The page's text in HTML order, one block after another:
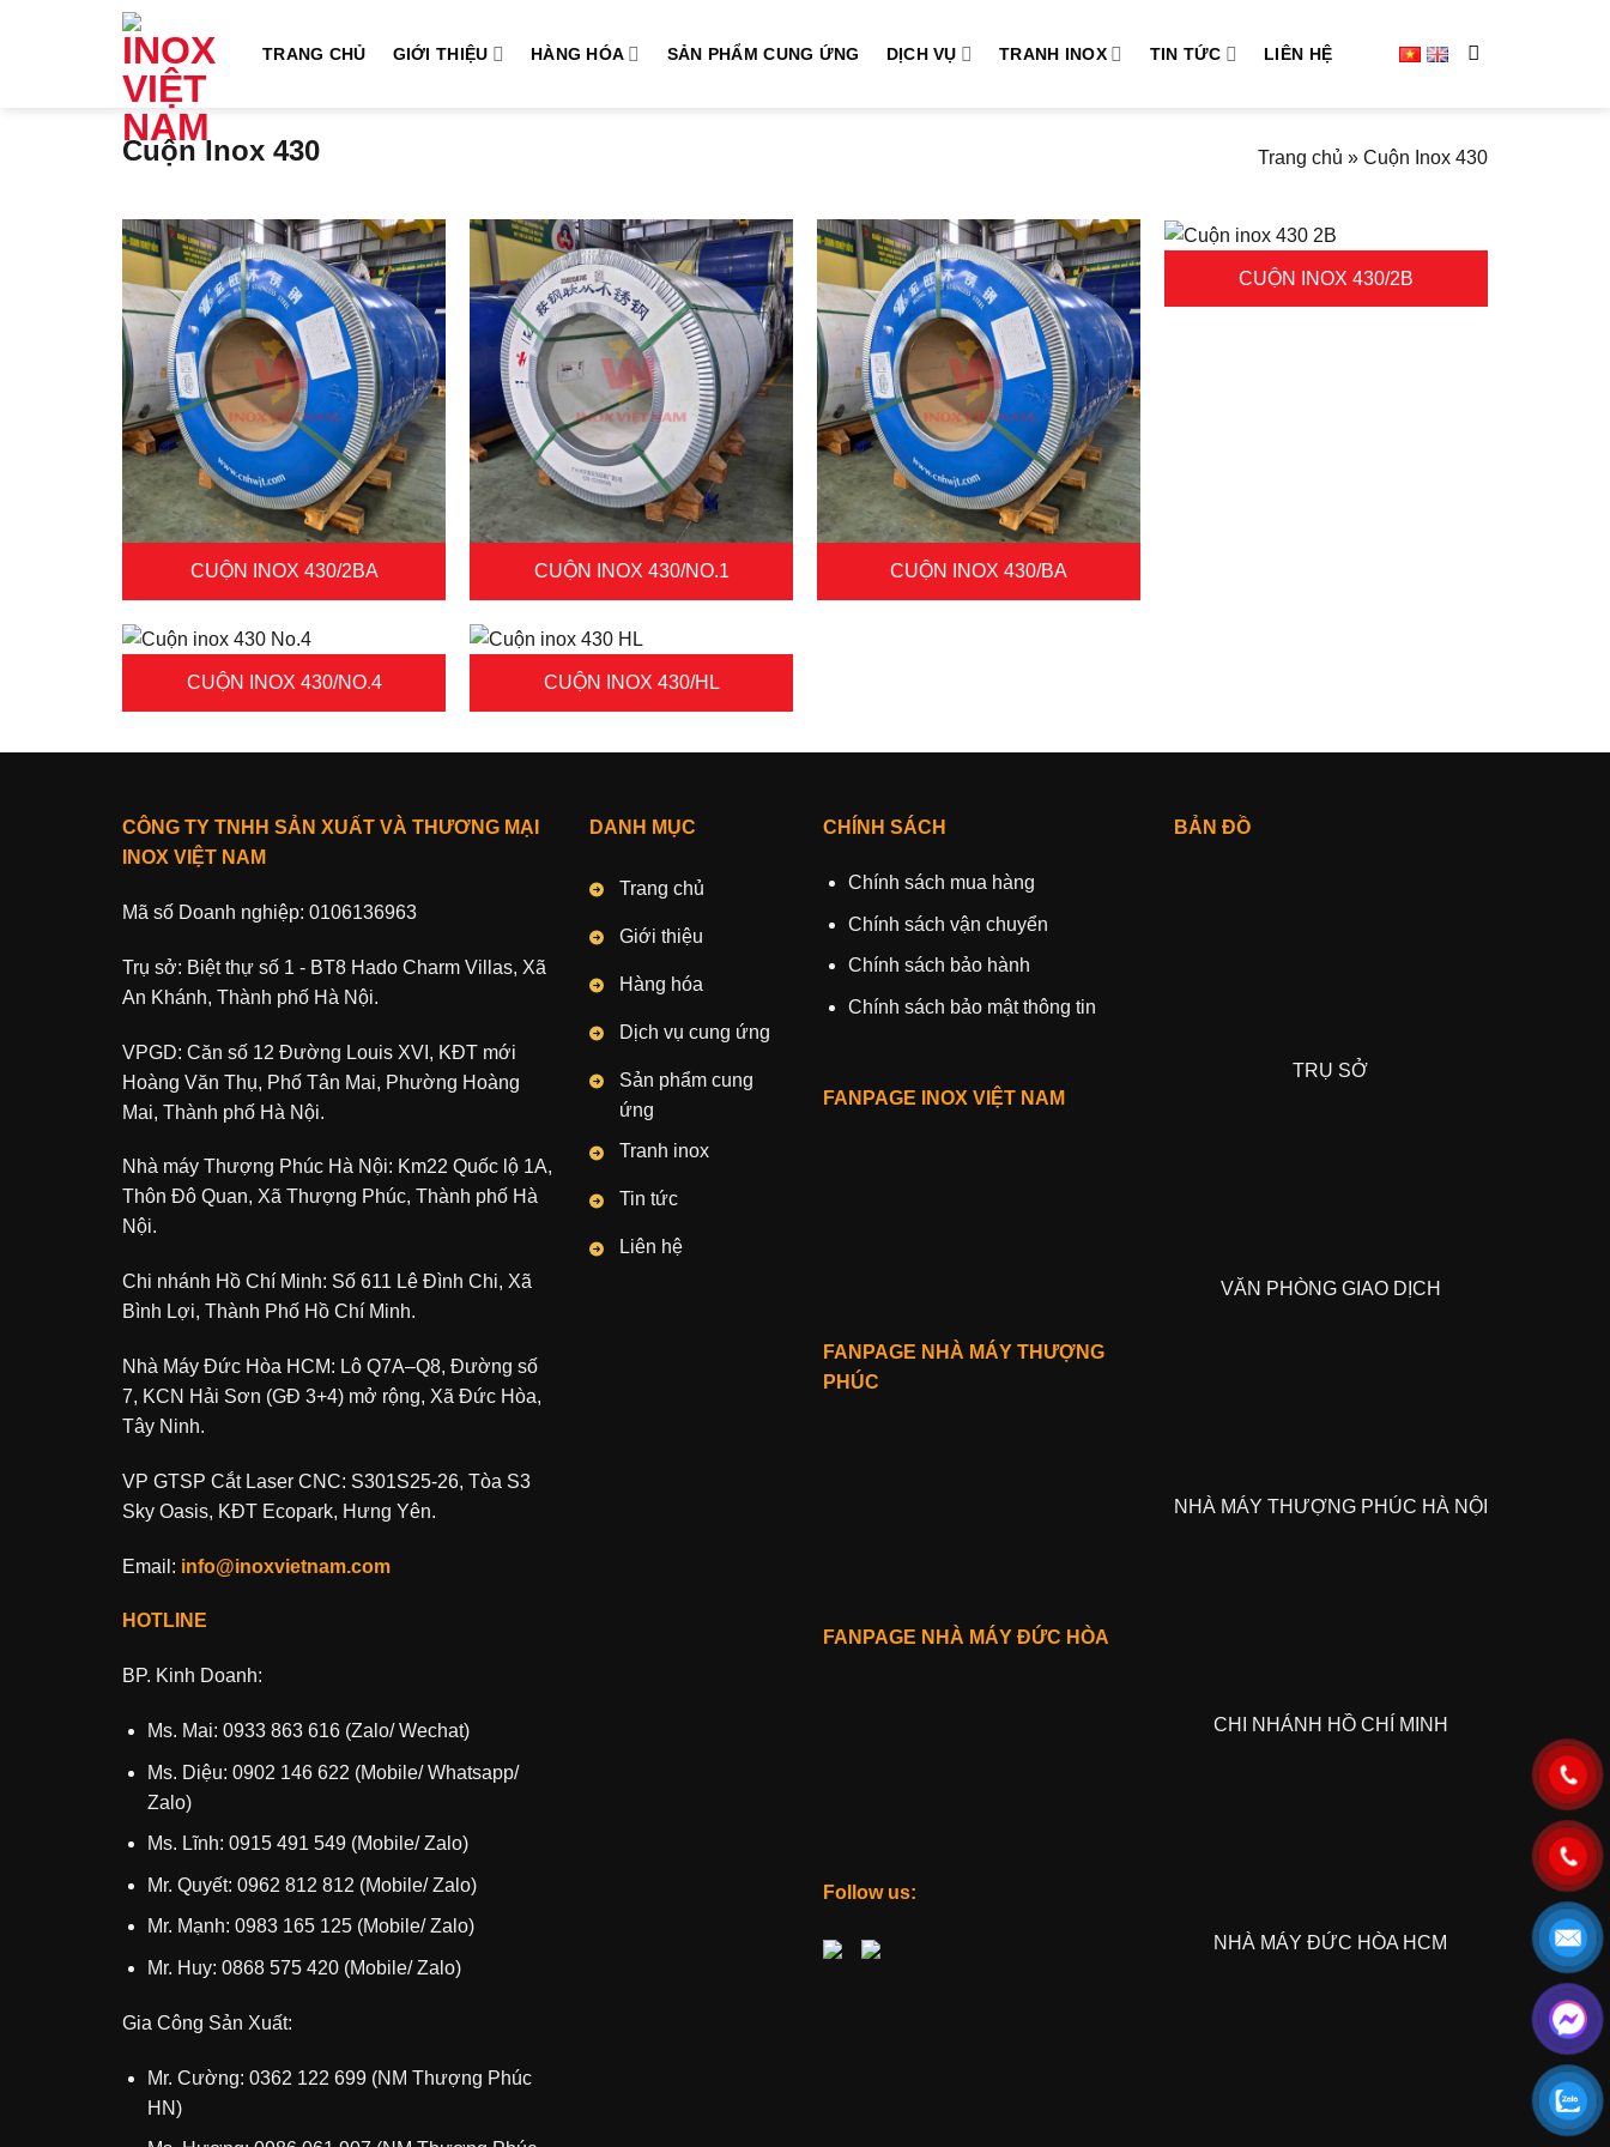
TRANG CHỦ GIỚI THIỆU HÀNG HÓA SẢN PHẨM CUNG ỨNG DỊCH VỤ TRANH INOX TIN TỨC LIÊN HỆ
Cuộn Inox 430 Trang chủ » Cuộn Inox 430
CUỘN INOX 430/2BA CUỘN INOX 430/NO.1 CUỘN INOX 430/BA
CUỘN INOX 430/2B
CUỘN INOX 430/NO.4 CUỘN INOX 430/HL
CÔNG TY TNHH SẢN XUẤT VÀ THƯƠNG MẠI
INOX VIỆT NAM
Mã số Doanh nghiệp: 0106136963
Trụ sở: Biệt thự số 1 - BT8 Hado Charm Villas, Xã
An Khánh, Thành phố Hà Nội.
VPGD: Căn số 12 Đường Louis XVI, KĐT mới
Hoàng Văn Thụ, Phố Tân Mai, Phường Hoàng
Mai, Thành phố Hà Nội.
Nhà máy Thượng Phúc Hà Nội: Km22 Quốc lộ 1A,
Thôn Đô Quan, Xã Thượng Phúc, Thành phố Hà
Nội.
Chi nhánh Hồ Chí Minh: Số 611 Lê Đình Chi, Xã
Bình Lợi, Thành Phố Hồ Chí Minh.
Nhà Máy Đức Hòa HCM: Lô Q7A–Q8, Đường số
7, KCN Hải Sơn (GĐ 3+4) mở rộng, Xã Đức Hòa,
Tây Ninh.
VP GTSP Cắt Laser CNC: S301S25-26, Tòa S3
Sky Oasis, KĐT Ecopark, Hưng Yên.
Email: info@inoxvietnam.com
HOTLINE
BP. Kinh Doanh:
Ms. Mai: 0933 863 616 (Zalo/ Wechat)
Ms. Diệu: 0902 146 622 (Mobile/ Whatsapp/
Zalo)
Ms. Lĩnh: 0915 491 549 (Mobile/ Zalo)
Mr. Quyết: 0962 812 812 (Mobile/ Zalo)
Mr. Mạnh: 0983 165 125 (Mobile/ Zalo)
Mr. Huy: 0868 575 420 (Mobile/ Zalo)
Gia Công Sản Xuất:
Mr. Cường: 0362 122 699 (NM Thượng Phúc
HN)
DANH MỤC
Trang chủ
Giới thiệu
Hàng hóa
Dịch vụ cung ứng
Sản phẩm cung
ứng
Tranh inox
Tin tức
Liên hệ
CHÍNH SÁCH
Chính sách mua hàng
Chính sách vận chuyển
Chính sách bảo hành
Chính sách bảo mật thông tin
FANPAGE INOX VIỆT NAM
FANPAGE NHÀ MÁY THƯỢNG
PHÚC
FANPAGE NHÀ MÁY ĐỨC HÒA
Follow us:
BẢN ĐỒ
TRỤ SỞ
VĂN PHÒNG GIAO DỊCH
NHÀ MÁY THƯỢNG PHÚC HÀ NỘI
CHI NHÁNH HỒ CHÍ MINH
NHÀ MÁY ĐỨC HÒA HCM